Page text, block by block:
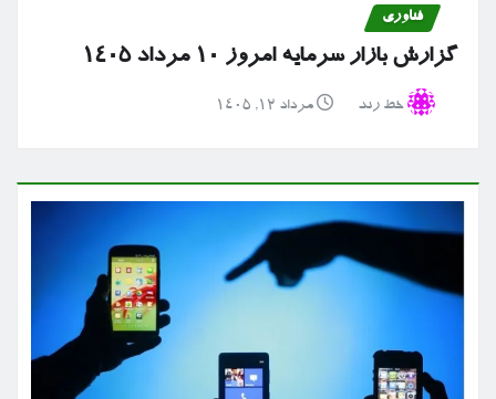
فناوری
گزارش بازار سرمایه امروز ۱۰ مرداد ۱۴۰۵
خط رند مرداد ۱۲, ۱۴۰۵